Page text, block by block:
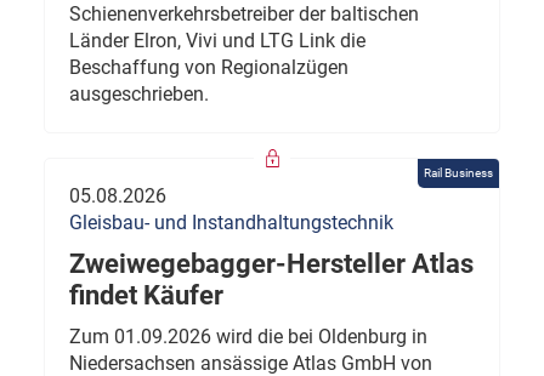
Schienenverkehrsbetreiber der baltischen
Länder Elron, Vivi und LTG Link die
Beschaffung von Regionalzügen
ausgeschrieben.
Rail Business
05.08.2026
Gleisbau- und Instandhaltungstechnik
Zweiwegebagger-Hersteller Atlas
findet Käufer
Zum 01.09.2026 wird die bei Oldenburg in
Niedersachsen ansässige Atlas GmbH von